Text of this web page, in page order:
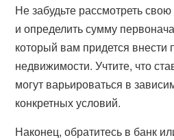
Не забудьте рассмотреть
и определить сумму
который вам придется внести
недвижимости. Учтите, что
могут варьироваться в
конкретных условий.
Наконец, обратитесь в банк